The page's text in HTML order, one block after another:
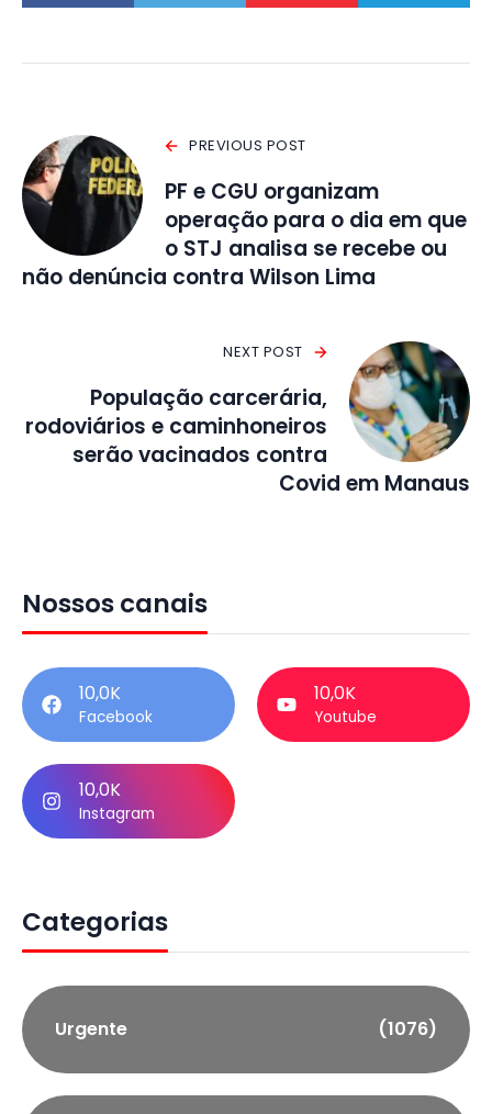
PREVIOUS POST
PF e CGU organizam
operação para o dia em que
o STJ analisa se recebe ou
não denúncia contra Wilson Lima
NEXT POST
População carcerária,
rodoviários e caminhoneiros
serão vacinados contra
Covid em Manaus
Nossos canais
10,0K
Facebook
10,0K
Youtube
10,0K
Instagram
Categorias
Urgente (1076)